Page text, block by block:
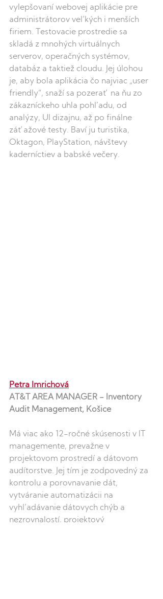
vylepšovaní webovej aplikácie pre
administrátorov veľkých i menších
firiem. Testovacie prostredie sa
skladá z mnohých virtuálnych
serverov, operačných systémov,
databáz a taktiež cloudu. Jej úlohou
je, aby bola aplikácia čo najviac „user
friendly“, snaží sa pozerať na ňu zo
zákazníckeho uhla pohľadu, od
analýzy, UI dizajnu, až po finálne
záťažové testy. Baví ju turistika,
Oktagon, PlayStation, návštevy
kaderníctiev a babské večery.
Petra Imrichová
AT&T AREA MANAGER - Inventory
Audit Management, Košice
Má viac ako 12-ročné skúsenosti v IT
managemente, prevažne v
projektovom prostredí a dátovom
audítorstve. Jej tím je zodpovedný za
kontrolu a porovnavanie dát,
vytváranie automatizácii na
vyhľadávanie dátovych chýb a
nezrovnalostí, projektový